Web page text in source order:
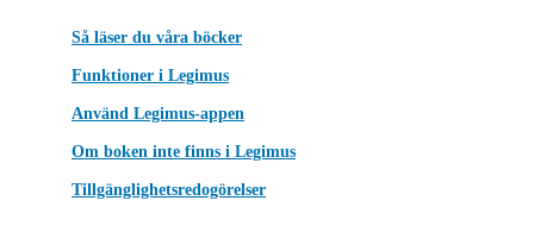
Så läser du våra böcker
Funktioner i Legimus
Använd Legimus-appen
Om boken inte finns i Legimus
Tillgänglighetsredogörelser